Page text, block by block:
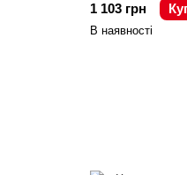
1 103 грн
В наявності